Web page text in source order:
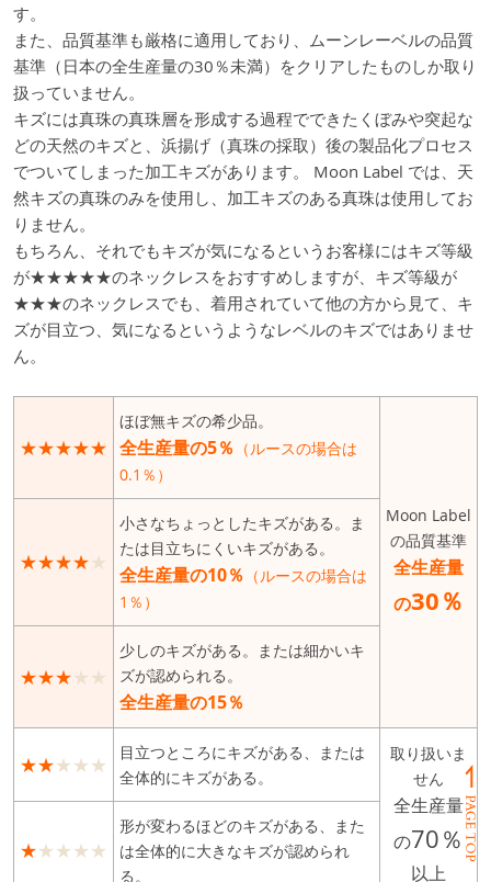
す。
また、品質基準も厳格に適用しており、ムーンレーベルの品質
基準（日本の全生産量の30％未満）をクリアしたものしか取り
扱っていません。
キズには真珠の真珠層を形成する過程でできたくぼみや突起な
どの天然のキズと、浜揚げ（真珠の採取）後の製品化プロセス
でついてしまった加工キズがあります。 Moon Label では、天
然キズの真珠のみを使用し、加工キズのある真珠は使用してお
りません。
もちろん、それでもキズが気になるというお客様にはキズ等級
が★★★★★のネックレスをおすすめしますが、キズ等級が
★★★のネックレスでも、着用されていて他の方から見て、キ
ズが目立つ、気になるというようなレベルのキズではありませ
ん。
★★★★★
ほぼ無キズの希少品。
全生産量の5％ （ルースの場合は
0.1％）
Moon Label
の品質基準
全生産量
の30％
★★★★★
小さなちょっとしたキズがある。ま
たは目立ちにくいキズがある。
全生産量の10％ （ルースの場合は
1％）
★★★★★
少しのキズがある。または細かいキ
ズが認められる。
全生産量の15％
★★★★★
目立つところにキズがある、または
全体的にキズがある。
取り扱いま
せん
全生産量
の70％
以上
★★★★★
形が変わるほどのキズがある、また
は全体的に大きなキズが認められ
る。